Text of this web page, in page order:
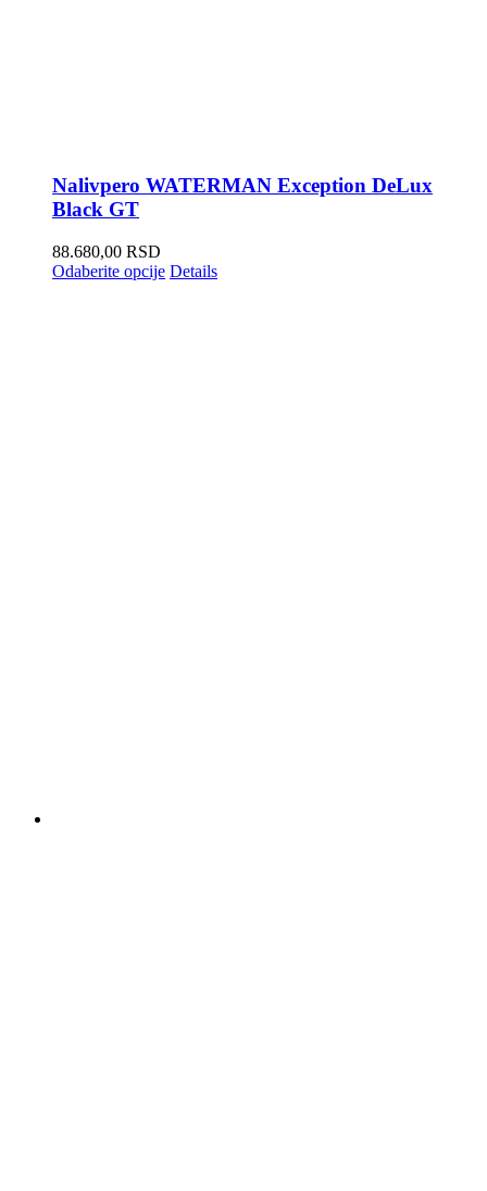
Nalivpero WATERMAN Exception DeLux
Black GT
88.680,00 RSD
Odaberite opcije Details